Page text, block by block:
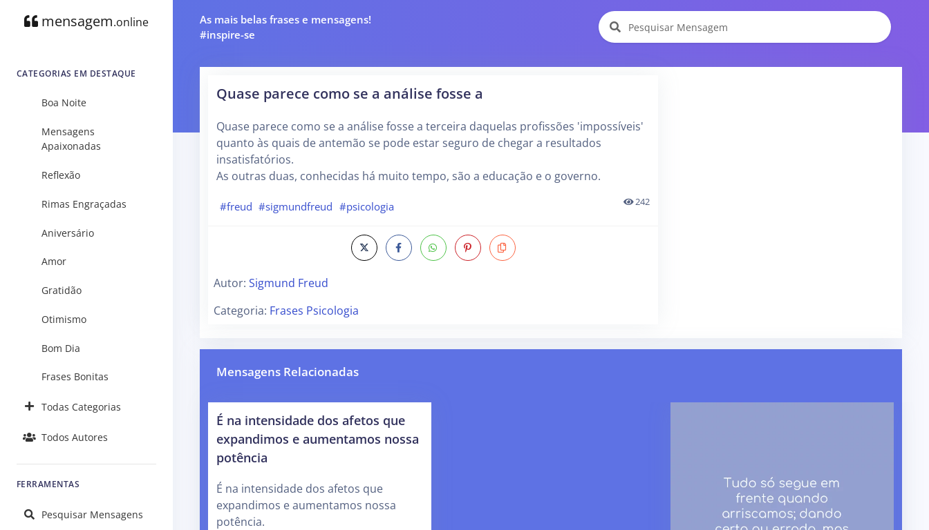
mensagem.online
CATEGORIAS EM DESTAQUE
Boa Noite
Mensagens
Apaixonadas
Reflexão
Rimas Engraçadas
Aniversário
Amor
Gratidão
Otimismo
Bom Dia
Frases Bonitas
Todas Categorias
Todos Autores
FERRAMENTAS
Pesquisar Mensagens
As mais belas frases e mensagens!
#inspire-se
Quase parece como se a análise fosse a
Quase parece como se a análise fosse a terceira daquelas profissões 'impossíveis'
quanto às quais de antemão se pode estar seguro de chegar a resultados
insatisfatórios.
As outras duas, conhecidas há muito tempo, são a educação e o governo.
#freud #sigmundfreud #psicologia 242
Autor: Sigmund Freud
Categoria: Frases Psicologia
Mensagens Relacionadas
É na intensidade dos afetos que
expandimos e aumentamos nossa
potência
É na intensidade dos afetos que
expandimos e aumentamos nossa
potência.